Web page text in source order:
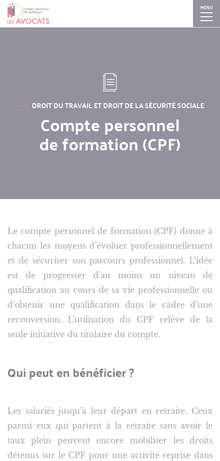
MENU
DROIT DU TRAVAIL ET DROIT DE LA SÉCURITÉ SOCIALE
Compte personnel
de formation (CPF)
Le compte personnel de formation (CPF) donne à
chacun les moyens d’évoluer professionnellement
et de sécuriser son parcours professionnel. L’idée
est de progresser d’au moins un niveau de
qualification au cours de sa vie professionnelle ou
d’obtenir une qualification dans le cadre d’une
reconversion. L’utilisation du CPF relève de la
seule initiative du titulaire du compte.
Qui peut en bénéficier ?
Les salariés jusqu’à leur départ en retraite. Ceux
parmi eux qui partent à la retraite sans avoir le
taux plein peuvent encore mobiliser les droits
détenus sur le CPF pour une activité reprise dans